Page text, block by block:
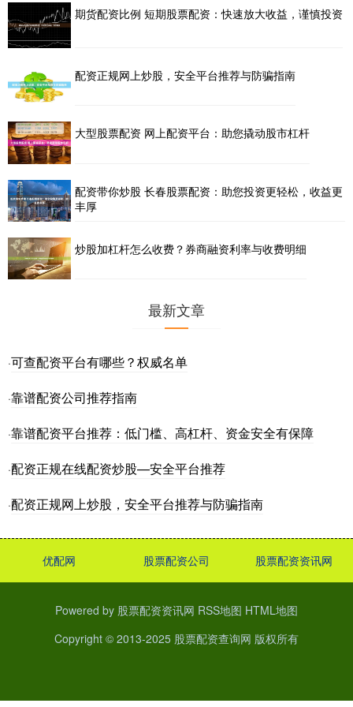
期货配资比例 短期股票配资：快速放大收益，谨慎投资
配资正规网上炒股，安全平台推荐与防骗指南
大型股票配资 网上配资平台：助您撬动股市杠杆
配资带你炒股 长春股票配资：助您投资更轻松，收益更
丰厚
炒股加杠杆怎么收费？券商融资利率与收费明细
最新文章
·可查配资平台有哪些？权威名单
·靠谱配资公司推荐指南
·靠谱配资平台推荐：低门槛、高杠杆、资金安全有保障
·配资正规在线配资炒股—安全平台推荐
·配资正规网上炒股，安全平台推荐与防骗指南
优配网 股票配资公司 股票配资资讯网
Powered by 股票配资资讯网 RSS地图 HTML地图
Copyright © 2013-2025 股票配资查询网 版权所有